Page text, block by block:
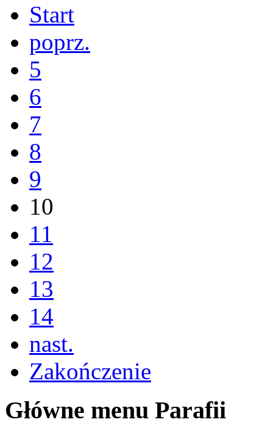
Start
poprz.
5
6
7
8
9
10
11
12
13
14
nast.
Zakończenie
Główne menu Parafii